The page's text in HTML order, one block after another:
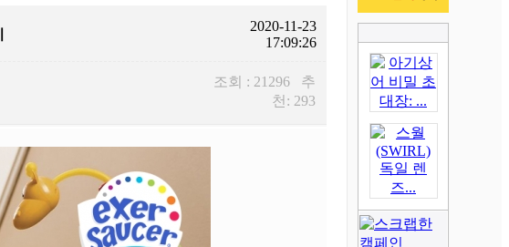
2020-11-23
17:09:26
조회 : 21296 추
천: 293